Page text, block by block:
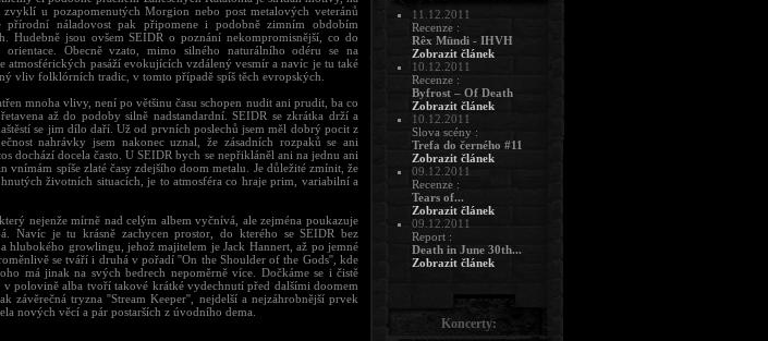
u pozapomenutých Morgion nebo post metalových veteránů
přírodní náladovost pak připomene i podobně zimním obdobím
Hudebně jsou ovšem SEIDR o poznání nekompromisnější, co do
orientace. Obecně vzato, mimo silného naturálního odéru se na
atmosférických pasáží evokujících vzdálený vesmír a navíc je tu také
vliv folklórních tradic, v tomto případě spíš těch evropských.
mnoha vlivy, není po většinu času schopen nudit ani prudit, ba co
až do podoby silně nadstandardní. SEIDR se zkrátka drží a
se jim dílo daří. Už od prvních poslechů jsem měl dobrý pocit z
nahrávky jsem nakonec uznal, že zásadních rozpaků se ani
dochází docela často. U SEIDR bych se nepřikláněl ani na jednu ani
spíše zlaté časy zdejšího doom metalu. Je důležité zmínit, že
životních situacích, je to atmosféra co hraje prim, variabilní a
nejenže mírně nad celým albem vyčnívá, ale zejména poukazuje
Navíc je tu krásně zachycen prostor, do kterého se SEIDR bez
hlubokého growlingu, jehož majitelem je Jack Hannert, až po jemné
se tváří i druhá v pořadí ''On the Shoulder of the Gods'', kde
má jinak na svých bedrech nepoměrně více. Dočkáme se i čistě
polovině alba tvoří takové krátké vydechnutí před dalšími doomem
závěrečná tryzna ''Stream Keeper'', nejdelší a nejzáhrobnější prvek
nových věcí a pár postarších z úvodního dema.
11.12.2011
Recenze :
Rêx Mündi - IHVH
Zobrazit článek
10.12.2011
Recenze :
Byfrost – Of Death
Zobrazit článek
10.12.2011
Slova scény :
Trefa do černého #11
Zobrazit článek
09.12.2011
Recenze :
Tears of...
Zobrazit článek
09.12.2011
Report :
Death in June 30th...
Zobrazit článek
Koncerty: